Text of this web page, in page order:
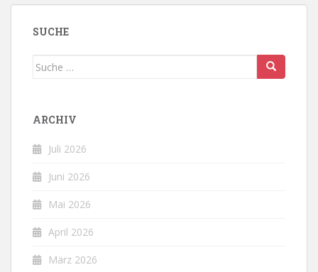
SUCHE
Suche
ARCHIV
Juli 2026
Juni 2026
Mai 2026
April 2026
März 2026